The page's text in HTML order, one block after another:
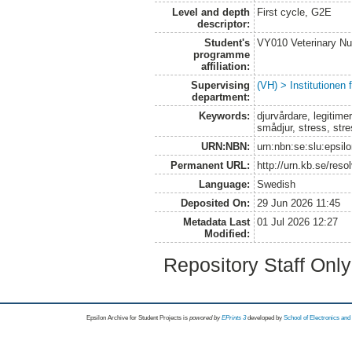
Level and depth
descriptor:
First cycle, G2E
Student's
programme
affiliation:
VY010 Veterinary
Supervising
department:
(VH) > Institutionen
Keywords:
djurvårdare,
smådjur, stress,
URN:NBN:
Permanent URL:
http://urn.kb.se/
Language:
Swedish
Deposited On:
29 Jun 2026 11:45
Metadata Last
Modified:
01 Jul 2026 12:27
Repository Staff
Epsilon Archive for Student Projects is powored byEPrints 3 developed by School of Electronics